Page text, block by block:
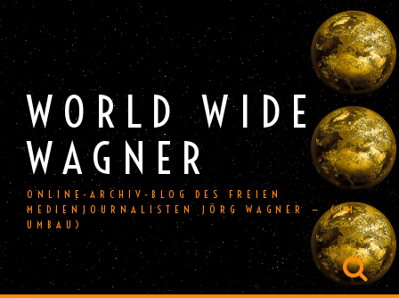
Skip
to
content
WORLD WIDE
WAGNER
ONLINE-ARCHIV-BLOG DES FREIEN
MEDIENJOURNALISTEN JÖRG WAGNER — (IM
UMBAU)